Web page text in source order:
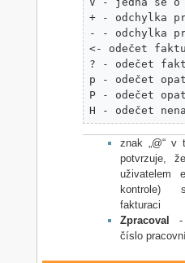
+ - odchylka
- - odchylka
<- odečet
? - odečet
p - odečet
P - odečet
H - odečet
znak „@“ v
potvrzuje,
uživatelem
kontrole)
fakturaci
Zpracoval
-
číslo